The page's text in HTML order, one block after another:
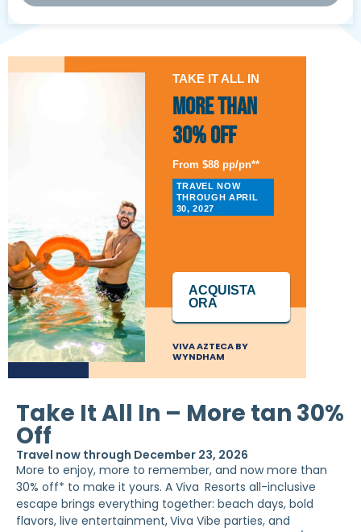
TAKE IT ALL IN
More than
30% Off
From $88 pp/pn**
TRAVEL NOW
THROUGH APRIL
30, 2027
VIVA AZTECA BY
WYNDHAM
ACQUISTA
ORA
Take It All In – More tan 30%
Off
Travel now through December 23, 2026
More to enjoy, more to remember, and now more than
30% off* to make it yours. A Viva Resorts all-inclusive
escape brings everything together: beach days, bold
flavors, live entertainment,Viva Vibe parties, and